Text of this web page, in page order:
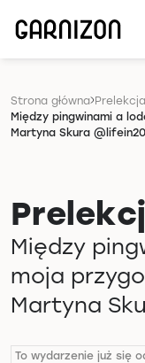
Strona główna
Między pingwinami a
Martyna Skura
Między
moja
Martyna
To wydarzenie już się